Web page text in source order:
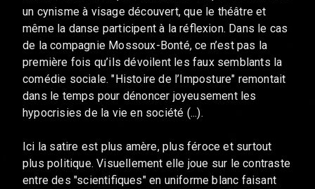
un cynisme à visage découvert, que le théâtre et
même la danse participent à la réflexion. Dans le cas
de la compagnie Mossoux-Bonté, ce n’est pas la
première fois qu’ils dévoilent les faux semblants la
comédie sociale. "Histoire de l’Imposture" remontait
dans le temps pour dénoncer joyeusement les
hypocrisies de la vie en société (...).
Ici la satire est plus amère, plus féroce et surtout
plus politique. Visuellement elle joue sur le contraste
entre des "scientifiques" en uniforme blanc faisant